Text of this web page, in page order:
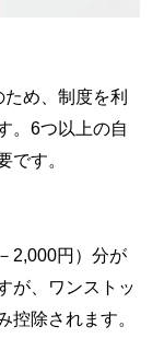
め、制度を利
。6つ以上の自
です。
2,000円）分が
が、ワンストッ
控除されます。